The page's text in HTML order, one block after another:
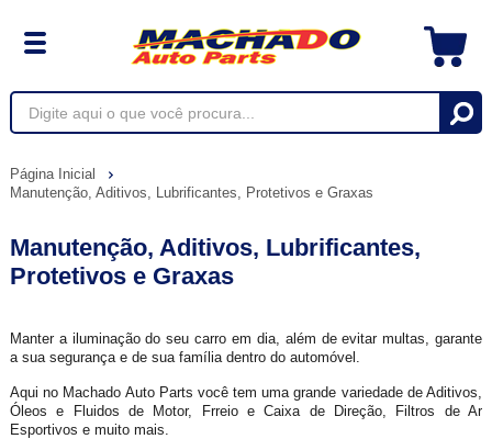
Página Inicial
Manutenção, Aditivos, Lubrificantes, Protetivos e Graxas
Manutenção, Aditivos, Lubrificantes,
Protetivos e Graxas
Manter a iluminação do seu carro em dia, além de evitar multas, garante
a sua segurança e de sua família dentro do automóvel.
Aqui no Machado Auto Parts você tem uma grande variedade de Aditivos,
Óleos e Fluidos de Motor, Frreio e Caixa de Direção, Filtros de Ar
Esportivos e muito mais.